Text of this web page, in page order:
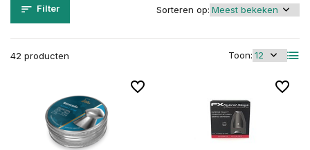
Filter
42 producten Toon:
Sorteren op: